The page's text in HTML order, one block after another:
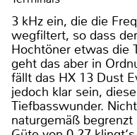
3 kHz ein, die die
wegfiltert, so dass
Hochtöner etwas die
geht das aber in
fällt das HX 13 Dust
jedoch klar sein,
Tiefbasswunder.
naturgemäß